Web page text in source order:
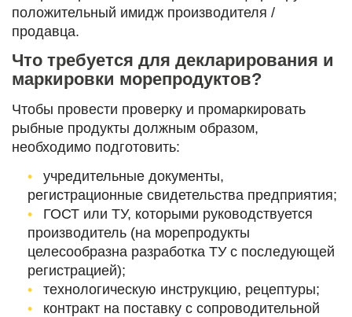
положительный имидж производителя /
продавца.
Что требуется для декларирования и
маркировки морепродуктов?
Чтобы провести проверку и промаркировать
рыбные продукты должным образом,
необходимо подготовить:
учредительные документы,
регистрационные свидетельства предприятия;
ГОСТ или ТУ, которыми руководствуется
производитель (на морепродукты
целесообразна разработка ТУ с последующей
регистрацией);
технологическую инструкцию, рецептуры;
контракт на поставку с сопроводительной